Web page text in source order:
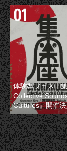
体験型フェス『
Collective
Cultures』開催